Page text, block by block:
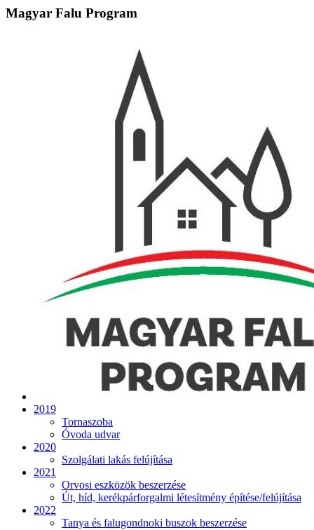
Magyar Falu Program
2019
Tornaszoba
Óvoda udvar
2020
Szolgálati lakás felújítása
2021
Orvosi eszközök beszerzése
Út, híd, kerékpárforgalmi létesítmény építése/felújítása
2022
Tanya és falugondnoki buszok beszerzése